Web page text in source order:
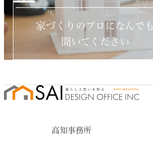
家づくりのプロになんでも
聞いてください
高知事務所